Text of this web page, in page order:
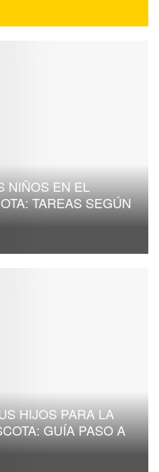
NIÑOS EN EL
TAREAS SEGÚN
HIJOS PARA LA
GUÍA PASO A